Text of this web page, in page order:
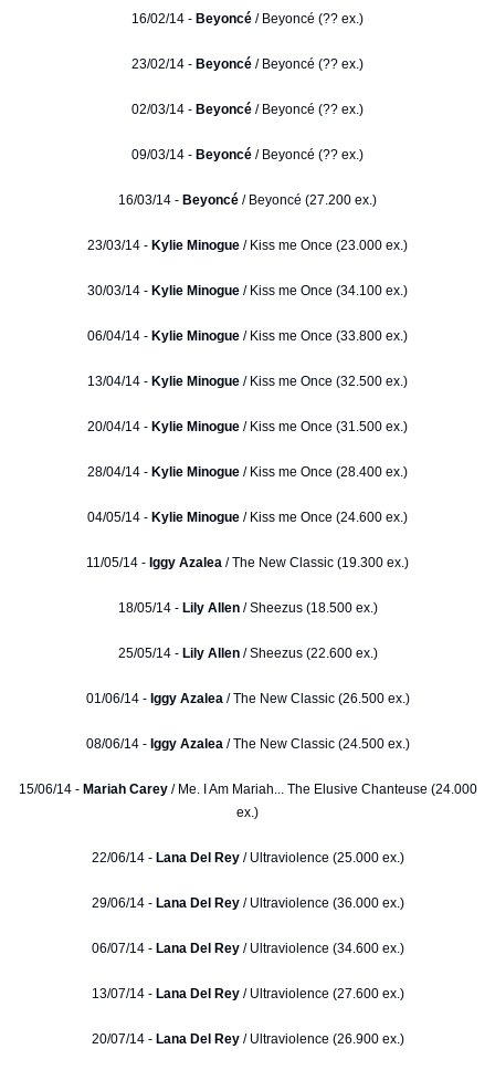
16/02/14 - Beyoncé / Beyoncé (?? ex.)
23/02/14 - Beyoncé / Beyoncé (?? ex.)
02/03/14 - Beyoncé / Beyoncé (?? ex.)
09/03/14 - Beyoncé / Beyoncé (?? ex.)
16/03/14 - Beyoncé / Beyoncé (27.200 ex.)
23/03/14 - Kylie Minogue / Kiss me Once (23.000 ex.)
30/03/14 - Kylie Minogue / Kiss me Once (34.100 ex.)
06/04/14 - Kylie Minogue / Kiss me Once (33.800 ex.)
13/04/14 - Kylie Minogue / Kiss me Once (32.500 ex.)
20/04/14 - Kylie Minogue / Kiss me Once (31.500 ex.)
28/04/14 - Kylie Minogue / Kiss me Once (28.400 ex.)
04/05/14 - Kylie Minogue / Kiss me Once (24.600 ex.)
11/05/14 - Iggy Azalea / The New Classic (19.300 ex.)
18/05/14 - Lily Allen/ Sheezus (18.500 ex.)
25/05/14 - Lily Allen/ Sheezus (22.600 ex.)
01/06/14 - Iggy Azalea/ The New Classic (26.500 ex.)
08/06/14 - Iggy Azalea/ The New Classic (24.500 ex.)
15/06/14 - Mariah Carey/ Me. I Am Mariah... The Elusive Chanteuse (24.000
ex.)
22/06/14 - Lana Del Rey/ Ultraviolence (25.000 ex.)
29/06/14 - Lana Del Rey / Ultraviolence (36.000 ex.)
06/07/14 - Lana Del Rey/ Ultraviolence (34.600 ex.)
13/07/14 -Lana Del Rey / Ultraviolence (27.600 ex.)
20/07/14 -Lana Del Rey/ Ultraviolence (26.900 ex.)